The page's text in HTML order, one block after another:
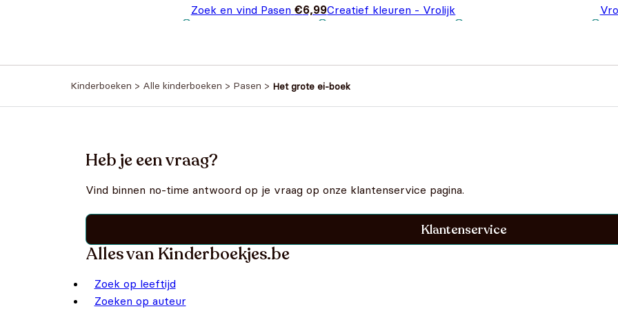
Zoek en vind Pasen €6,99Creatief kleuren - Vrolijk
Kinderboeken > Alle kinderboeken > Pasen > Het grote ei-boek
Heb je een vraag?
Vind binnen no-time antwoord op je vraag op onze klantenservice pagina.
Klantenservice
Alles van Kinderboekjes.be
Zoek op leeftijd
Zoeken op auteur